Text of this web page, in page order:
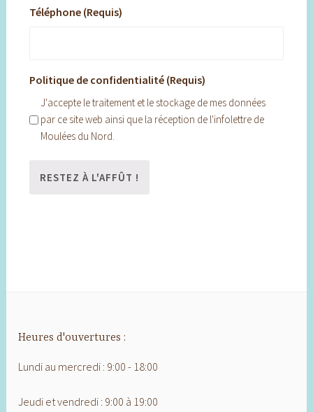
Téléphone (Requis)
Politique de confidentialité (Requis)
J'accepte le traitement et le stockage de mes données
par ce site web ainsi que la réception de l'infolettre de
Moulées du Nord.
Heures d'ouvertures :
Lundi au mercredi : 9:00 - 18:00
Jeudi et vendredi : 9:00 à 19:00